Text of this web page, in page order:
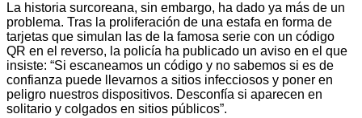
La historia surcoreana, sin embargo, ha dado ya más de un
problema. Tras la proliferación de una estafa en forma de
tarjetas que simulan las de la famosa serie con un código
QR en el reverso, la policía ha publicado un aviso en el que
insiste: “Si escaneamos un código y no sabemos si es de
confianza puede llevarnos a sitios infecciosos y poner en
peligro nuestros dispositivos. Desconfía si aparecen en
solitario y colgados en sitios públicos”.